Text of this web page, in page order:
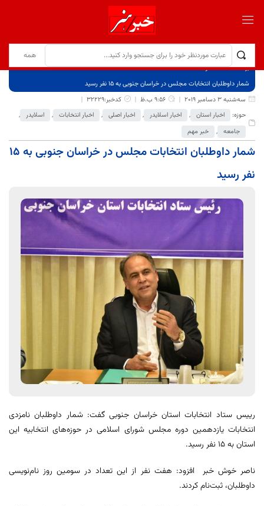
برگ نخست
نوشته‌ها
شمار داوطلبان انتخابات مجلس در خراسان جنوبی به ۱۵ نفر رسید
سه‌شنبه 3 دسامبر 2019
9:56 ب.ظ
کدخبر:32229
حوزه:
اخبار استان , اخبار اسلایدر , اخبار اصلی , اخبار انتخابات , اسلایدر
,
جامعه , خبر مهم
شمار داوطلبان انتخابات مجلس در خراسان جنوبی به ۱۵
نفر رسید
رییس ستاد انتخابات استان خراسان جنوبی گفت: شمار داوطلبان نامزدی
انتخابات یازدهمین دوره مجلس شورای اسلامی در حوزه‌های انتخابیه این
استان به ۱۵ نفر رسید.
ناصر خوش خبر افزود: هفت نفر از این تعداد در سومین روز نام‌نویسی
داوطلبان، ثبت‌نام کردند.